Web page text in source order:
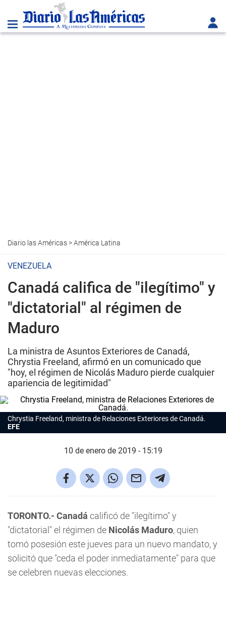
Diario las Américas>América Latina
VENEZUELA
Canadá califica de "ilegítimo" y
"dictatorial" al régimen de
Maduro
La ministra de Asuntos Exteriores de Canadá,
Chrystia Freeland, afirmó en un comunicado que
"hoy, el régimen de Nicolás Maduro pierde cualquier
apariencia de legitimidad"
Chrystia Freeland, ministra de Relaciones Exteriores de Canadá.
EFE
10 de enero de 2019 - 15:19
TORONTO.- Canadá calificó de "ilegítimo" y
"dictatorial" el régimen de Nicolás Maduro, quien
tomó posesión este jueves para un nuevo mandato, y
solicitó que "ceda el poder inmediatamente" para que
se celebren nuevas elecciones.